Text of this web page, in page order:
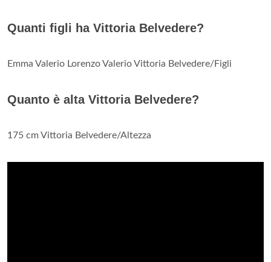
Quanti figli ha Vittoria Belvedere?
Emma Valerio Lorenzo Valerio Vittoria Belvedere/Figli
Quanto è alta Vittoria Belvedere?
175 cm Vittoria Belvedere/Altezza